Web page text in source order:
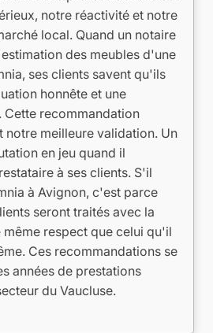
notre réactivité et notre
local. Quand un notaire
des meubles d'une
ses clients savent qu'ils
honnête et une
recommandation
notre meilleure validation. Un
en jeu quand il
à ses clients. S'il
à Avignon, c'est parce
seront traités avec la
même respect que celui qu'il
Ces recommandations se
années de prestations
du Vaucluse.